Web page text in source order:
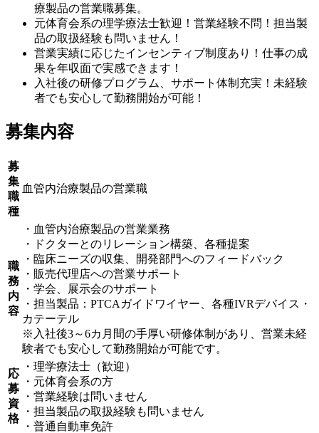
療製品の営業職募集。
元体育会系の理学療法士歓迎！営業経験不問！担当製
品の取扱経験も問いません！
営業実績に応じたインセンティブ制度あり！仕事の成
果を年収面で実感できます！
入社後の研修プログラム、サポート体制充実！未経験
者でも安心して勤務開始が可能！
募集内容
募
集
職
種
血管内治療製品の営業職
職
務
内
容
・血管内治療製品の営業業務
・ドクターとのリレーション構築、各種提案
・臨床ニーズの収集、開発部門へのフィードバック
・販売代理店への営業サポート
・学会、展示会のサポート
・担当製品：PTCAガイドワイヤー、各種IVRデバイス・
カテーテル
※入社後3～6カ月間の手厚い研修体制があり、営業未経
験者でも安心して勤務開始が可能です。
応
募
資
格
・理学療法士（歓迎）
・元体育会系の方
・営業経験は問いません
・担当製品の取扱経験も問いません
・普通自動車免許